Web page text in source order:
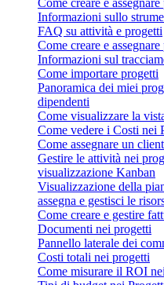
Informazioni sullo
FAQ su attività e progetti
Come creare e
Informazioni sul
Come importare progetti
Panoramica dei miei
dipendenti
Come visualizzare la
Come vedere i Costi nei
Come assegnare un
Gestire le attività nei
visualizzazione Kanban
Visualizzazione della
assegna e gestisci le
Come creare e gestire
Documenti nei progetti
Pannello laterale dei
Costi totali nei progetti
Come misurare il ROI